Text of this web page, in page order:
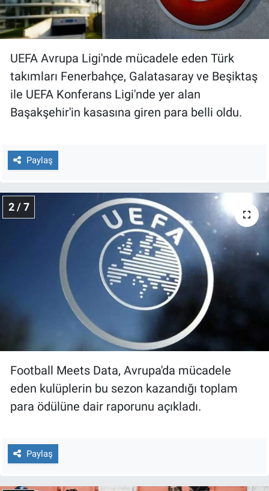
UEFA Avrupa Ligi'nde mücadele eden Türk
takımları Fenerbahçe, Galatasaray ve Beşiktaş
ile UEFA Konferans Ligi'nde yer alan
Başakşehir'in kasasına giren para belli oldu.
Paylaş
2 / 7
Football Meets Data, Avrupa'da mücadele
eden kulüplerin bu sezon kazandığı toplam
para ödülüne dair raporunu açıkladı.
Paylaş
Koronavirüs
Ne demişti
Nedir
Programlar
Teknoloji
Türkiye'nin Geleceği
Türkiye'nin Gündemi
Yerel Gündem
Yerel Yaşam